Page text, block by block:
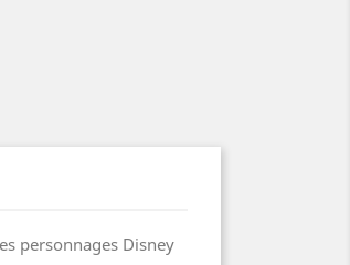
personnages Disney